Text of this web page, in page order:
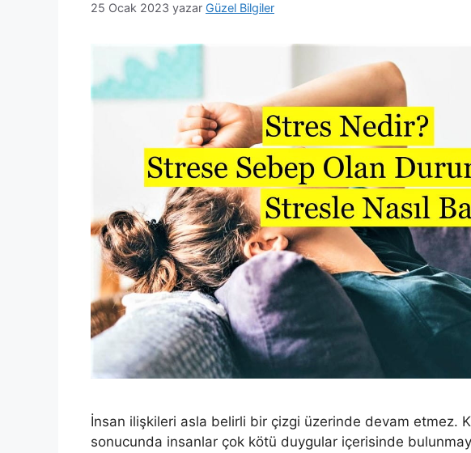
25 Ocak 2023 yazar Güzel Bilgiler
İnsan ilişkileri asla belirli bir çizgi üzerinde devam etmez.
sonucunda insanlar çok kötü duygular içerisinde